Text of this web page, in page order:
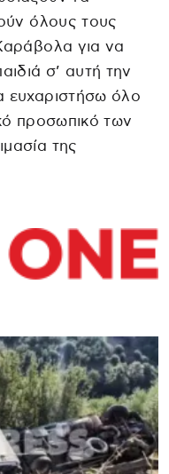
όλους τους
για να
σ’ αυτή την
ευχαριστήσω όλο
προσωπικό των
της